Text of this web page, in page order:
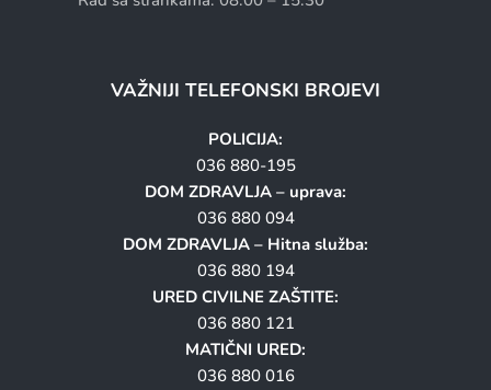
VAŽNIJI TELEFONSKI BROJEVI
POLICIJA:
036 880-195
DOM ZDRAVLJA – uprava:
036 880 094
DOM ZDRAVLJA – Hitna služba:
036 880 194
URED CIVILNE ZAŠTITE:
036 880 121
MATIČNI URED:
036 880 016